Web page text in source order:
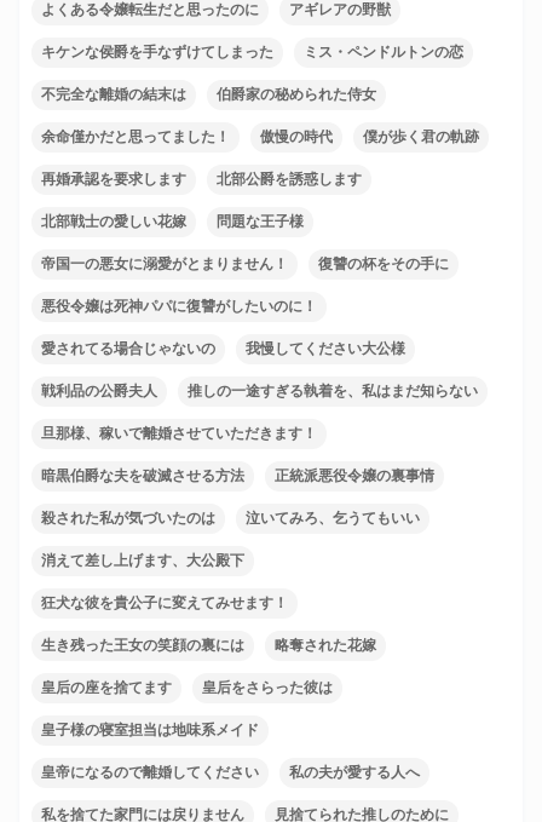
よくある令嬢転生だと思ったのに アギレアの野獣
キケンな侯爵を手なずけてしまった ミス・ペンドルトンの恋
不完全な離婚の結末は 伯爵家の秘められた侍女
余命僅かだと思ってました！ 傲慢の時代 僕が歩く君の軌跡
再婚承認を要求します 北部公爵を誘惑します
北部戦士の愛しい花嫁 問題な王子様
帝国一の悪女に溺愛がとまりません！ 復讐の杯をその手に
悪役令嬢は死神パパに復讐がしたいのに！
愛されてる場合じゃないの 我慢してください大公様
戦利品の公爵夫人 推しの一途すぎる執着を、私はまだ知らない
旦那様、稼いで離婚させていただきます！
暗黒伯爵な夫を破滅させる方法 正統派悪役令嬢の裏事情
殺された私が気づいたのは 泣いてみろ、乞うてもいい
消えて差し上げます、大公殿下
狂犬な彼を貴公子に変えてみせます！
生き残った王女の笑顔の裏には 略奪された花嫁
皇后の座を捨てます 皇后をさらった彼は
皇子様の寝室担当は地味系メイド
皇帝になるので離婚してください 私の夫が愛する人へ
私を捨てた家門には戻りません 見捨てられた推しのために